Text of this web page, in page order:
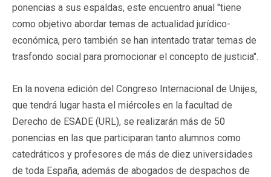
ponencias a sus espaldas, este encuentro anual "tiene
como objetivo abordar temas de actualidad jurídico-
económica, pero también se han intentado tratar temas de
trasfondo social para promocionar el concepto de justicia".
En la novena edición del Congreso Internacional de Unijes,
que tendrá lugar hasta el miércoles en la facultad de
Derecho de ESADE (URL), se realizarán más de 50
ponencias en las que participaran tanto alumnos como
catedráticos y profesores de más de diez universidades
de toda España, además de abogados de despachos de